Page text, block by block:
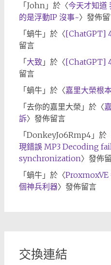
「 John」於〈今天才知道
的是浮動IP 沒事~〉發佈
「 蝸牛」於〈[ChatGPT]
留言
「 大致 」於〈[ChatGPT]
留言
「 蝸牛」於〈嘉里大榮根
「 去你的嘉里大榮 」於〈
訴〉發佈留言
「 DonkeyJo6Rmp4」於
現錯誤 MP3 Decoding
synchronization〉發佈
「 蝸牛」於〈ProxmoxVE
個神兵利器〉發佈留言
交換連結